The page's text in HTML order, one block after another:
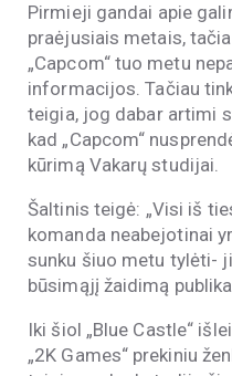
Pirmieji gandai apie
praėjusiais metais,
„Capcom“ tuo metu
informacijos. Tačiau
teigia, jog dabar artimi
kad „Capcom“
kūrimą Vakarų studijai.
Šaltinis teigė: „Visi iš
komanda neabejotinai
sunku šiuo metu tylėti-
būsimąjį žaidimą
Iki šiol „Blue Castle“
„2K Games“ prekiniu